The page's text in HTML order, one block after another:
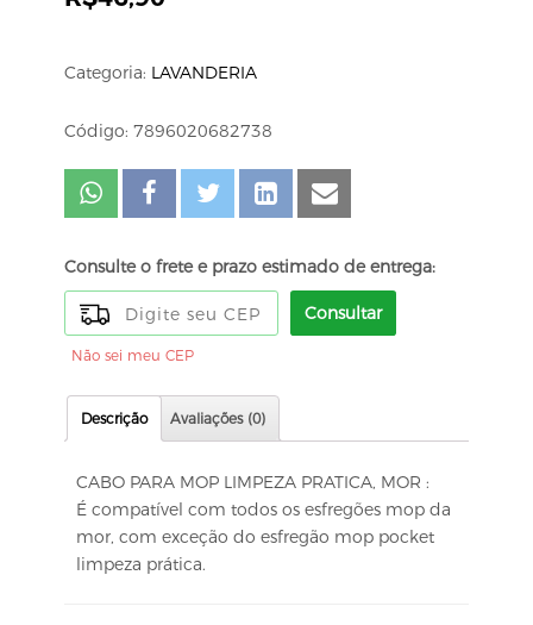
Categoria: LAVANDERIA
Código: 7896020682738
Consulte o frete e prazo estimado de entrega:
Consultar
Não sei meu CEP
Descrição Avaliações (0)
CABO PARA MOP LIMPEZA PRATICA, MOR :
É compatível com todos os esfregões mop da
mor, com exceção do esfregão mop pocket
limpeza prática.